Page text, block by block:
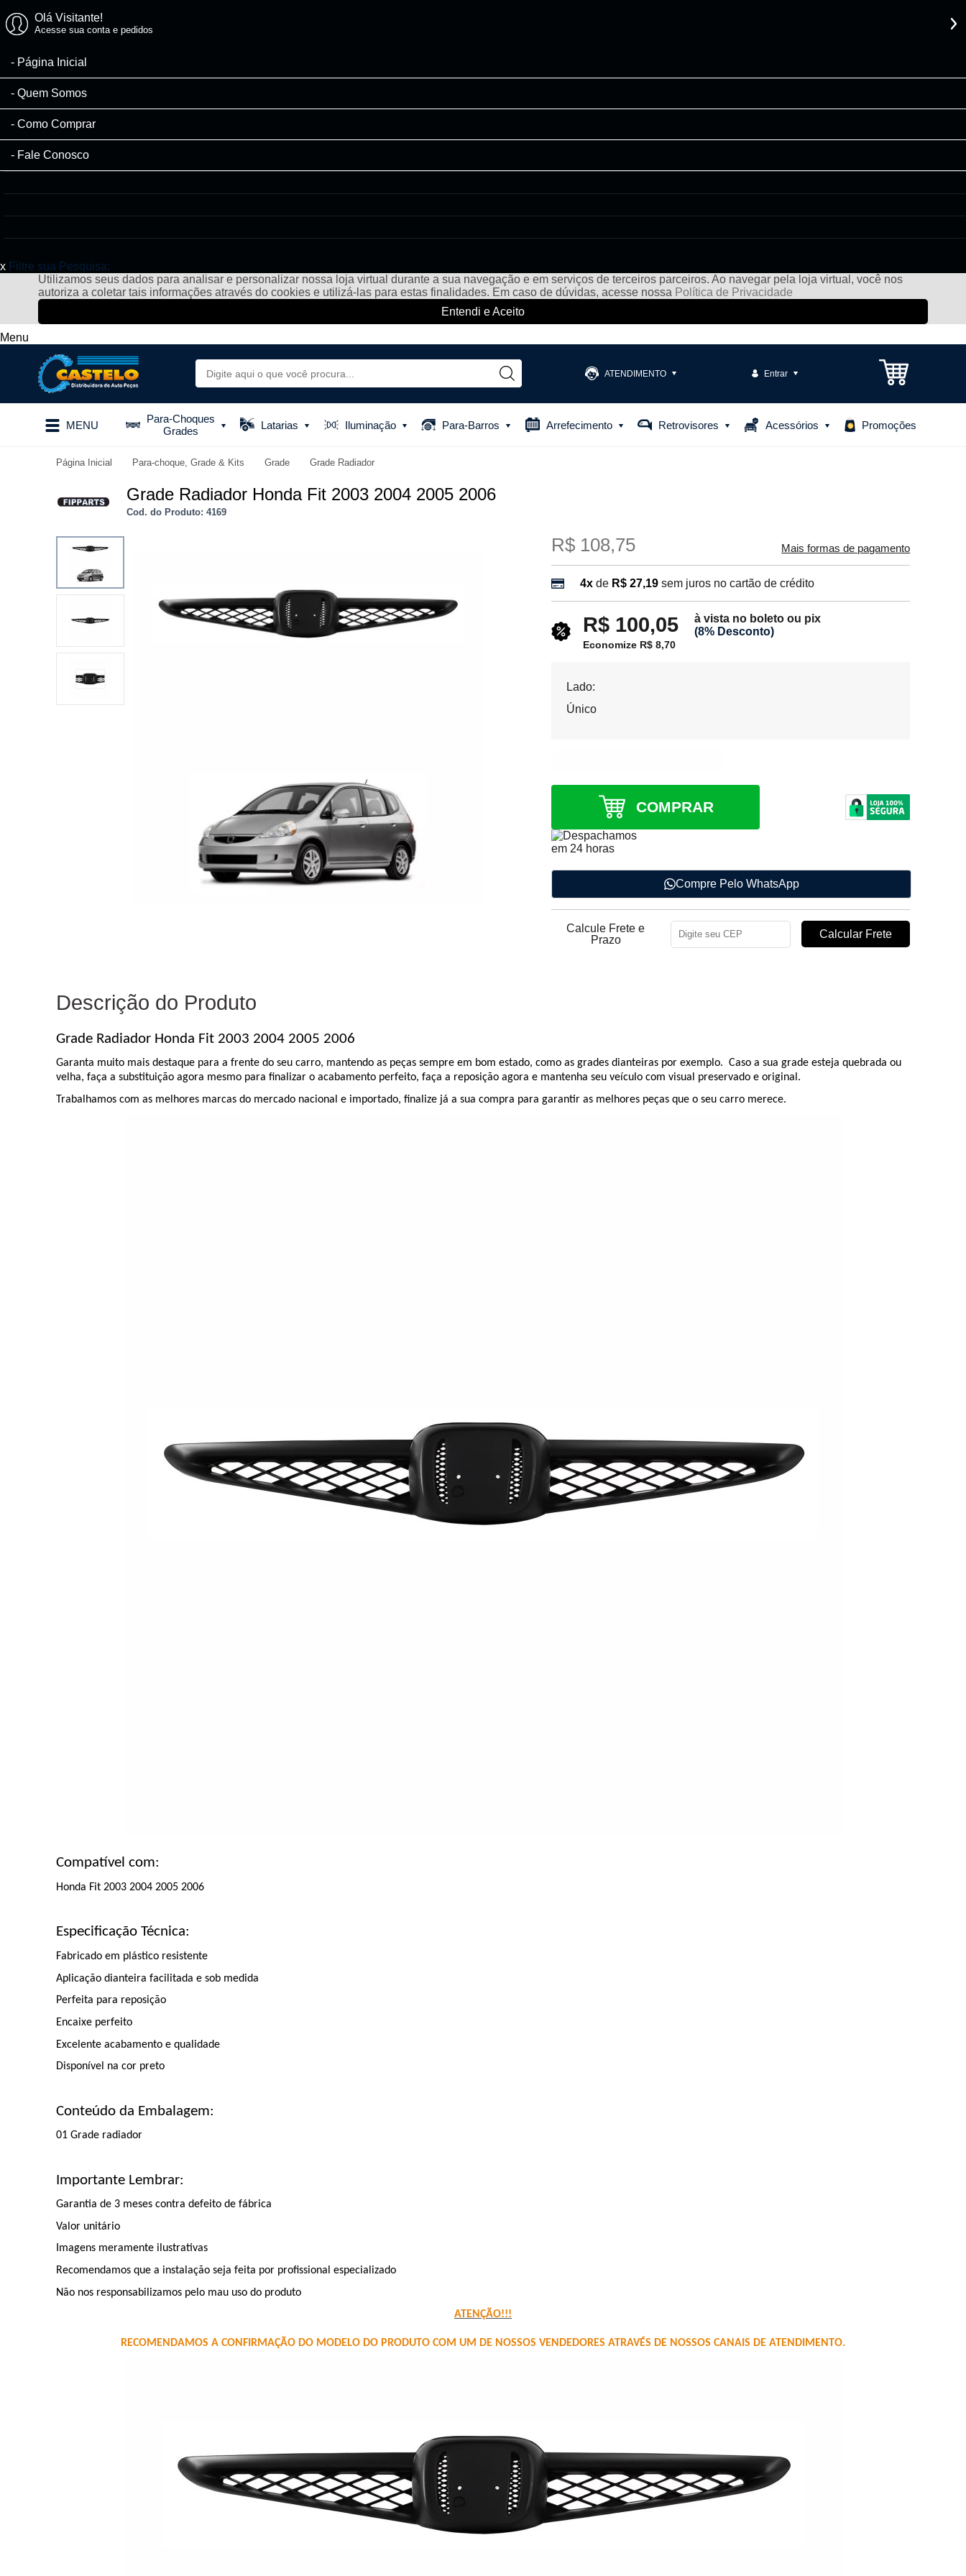
Olá Visitante!
Acesse sua conta e pedidos
Página Inicial
Quem Somos
Como Comprar
Fale Conosco
x Filtre sua Pesquisa:
Utilizamos seus dados para analisar e personalizar nossa loja virtual durante a sua navegação e em serviços de terceiros parceiros. Ao navegar pela loja virtual, você nos
autoriza a coletar tais informações através do cookies e utilizá-las para estas finalidades. Em caso de dúvidas, acesse nossa Política de Privacidade
Entendi e Aceito
Menu
ATENDIMENTO
(48) 3301-1575
Entrar
MENU
Para-Choques
Grades
Latarias Iluminação Para-Barros Arrefecimento Retrovisores Acessórios Promoções
Página Inicial Para-choque, Grade & Kits Grade Grade Radiador
Grade Radiador Honda Fit 2003 2004 2005 2006
Cod. do Produto: 4169
R$ 108,75 Mais formas de pagamento
4x de R$ 27,19 sem juros no cartão de crédito
R$ 100,05
à vista no boleto ou pix
(8% Desconto)
Economize R$ 8,70
Lado:
Único
COMPRAR
Compre Pelo WhatsApp
Calcule Frete e
Prazo
Descrição do Produto
Grade Radiador Honda Fit 2003 2004 2005 2006
Garanta muito mais destaque para a frente do seu carro, mantendo as peças sempre em bom estado, como as grades dianteiras por exemplo. Caso a sua grade esteja quebrada ou
velha, faça a substituição agora mesmo para finalizar o acabamento perfeito, faça a reposição agora e mantenha seu veículo com visual preservado e original.
Trabalhamos com as melhores marcas do mercado nacional e importado, finalize já a sua compra para garantir as melhores peças que o seu carro merece.
Compatível com:
Honda Fit 2003 2004 2005 2006
Especificação Técnica:
Fabricado em plástico resistente
Aplicação dianteira facilitada e sob medida
Perfeita para reposição
Encaixe perfeito
Excelente acabamento e qualidade
Disponível na cor preto
Conteúdo da Embalagem:
01 Grade radiador
Importante Lembrar:
Garantia de 3 meses contra defeito de fábrica
Valor unitário
Imagens meramente ilustrativas
Recomendamos que a instalação seja feita por profissional especializado
Não nos responsabilizamos pelo mau uso do produto
ATENÇÃO!!!
RECOMENDAMOS A CONFIRMAÇÃO DO MODELO DO PRODUTO COM UM DE NOSSOS VENDEDORES ATRAVÉS DE NOSSOS CANAIS DE ATENDIMENTO.